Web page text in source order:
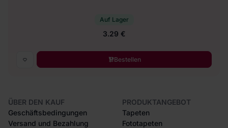
Auf Lager
3.29 €
Bestellen
ÜBER DEN KAUF
Geschäftsbedingungen
Versand und Bezahlung
PRODUKTANGEBOT
Tapeten
Fototapeten